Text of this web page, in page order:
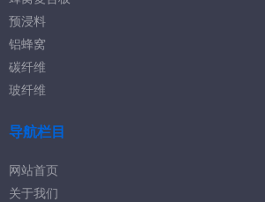
预浸料
铝蜂窝
碳纤维
玻纤维
导航栏目
网站首页
关于我们